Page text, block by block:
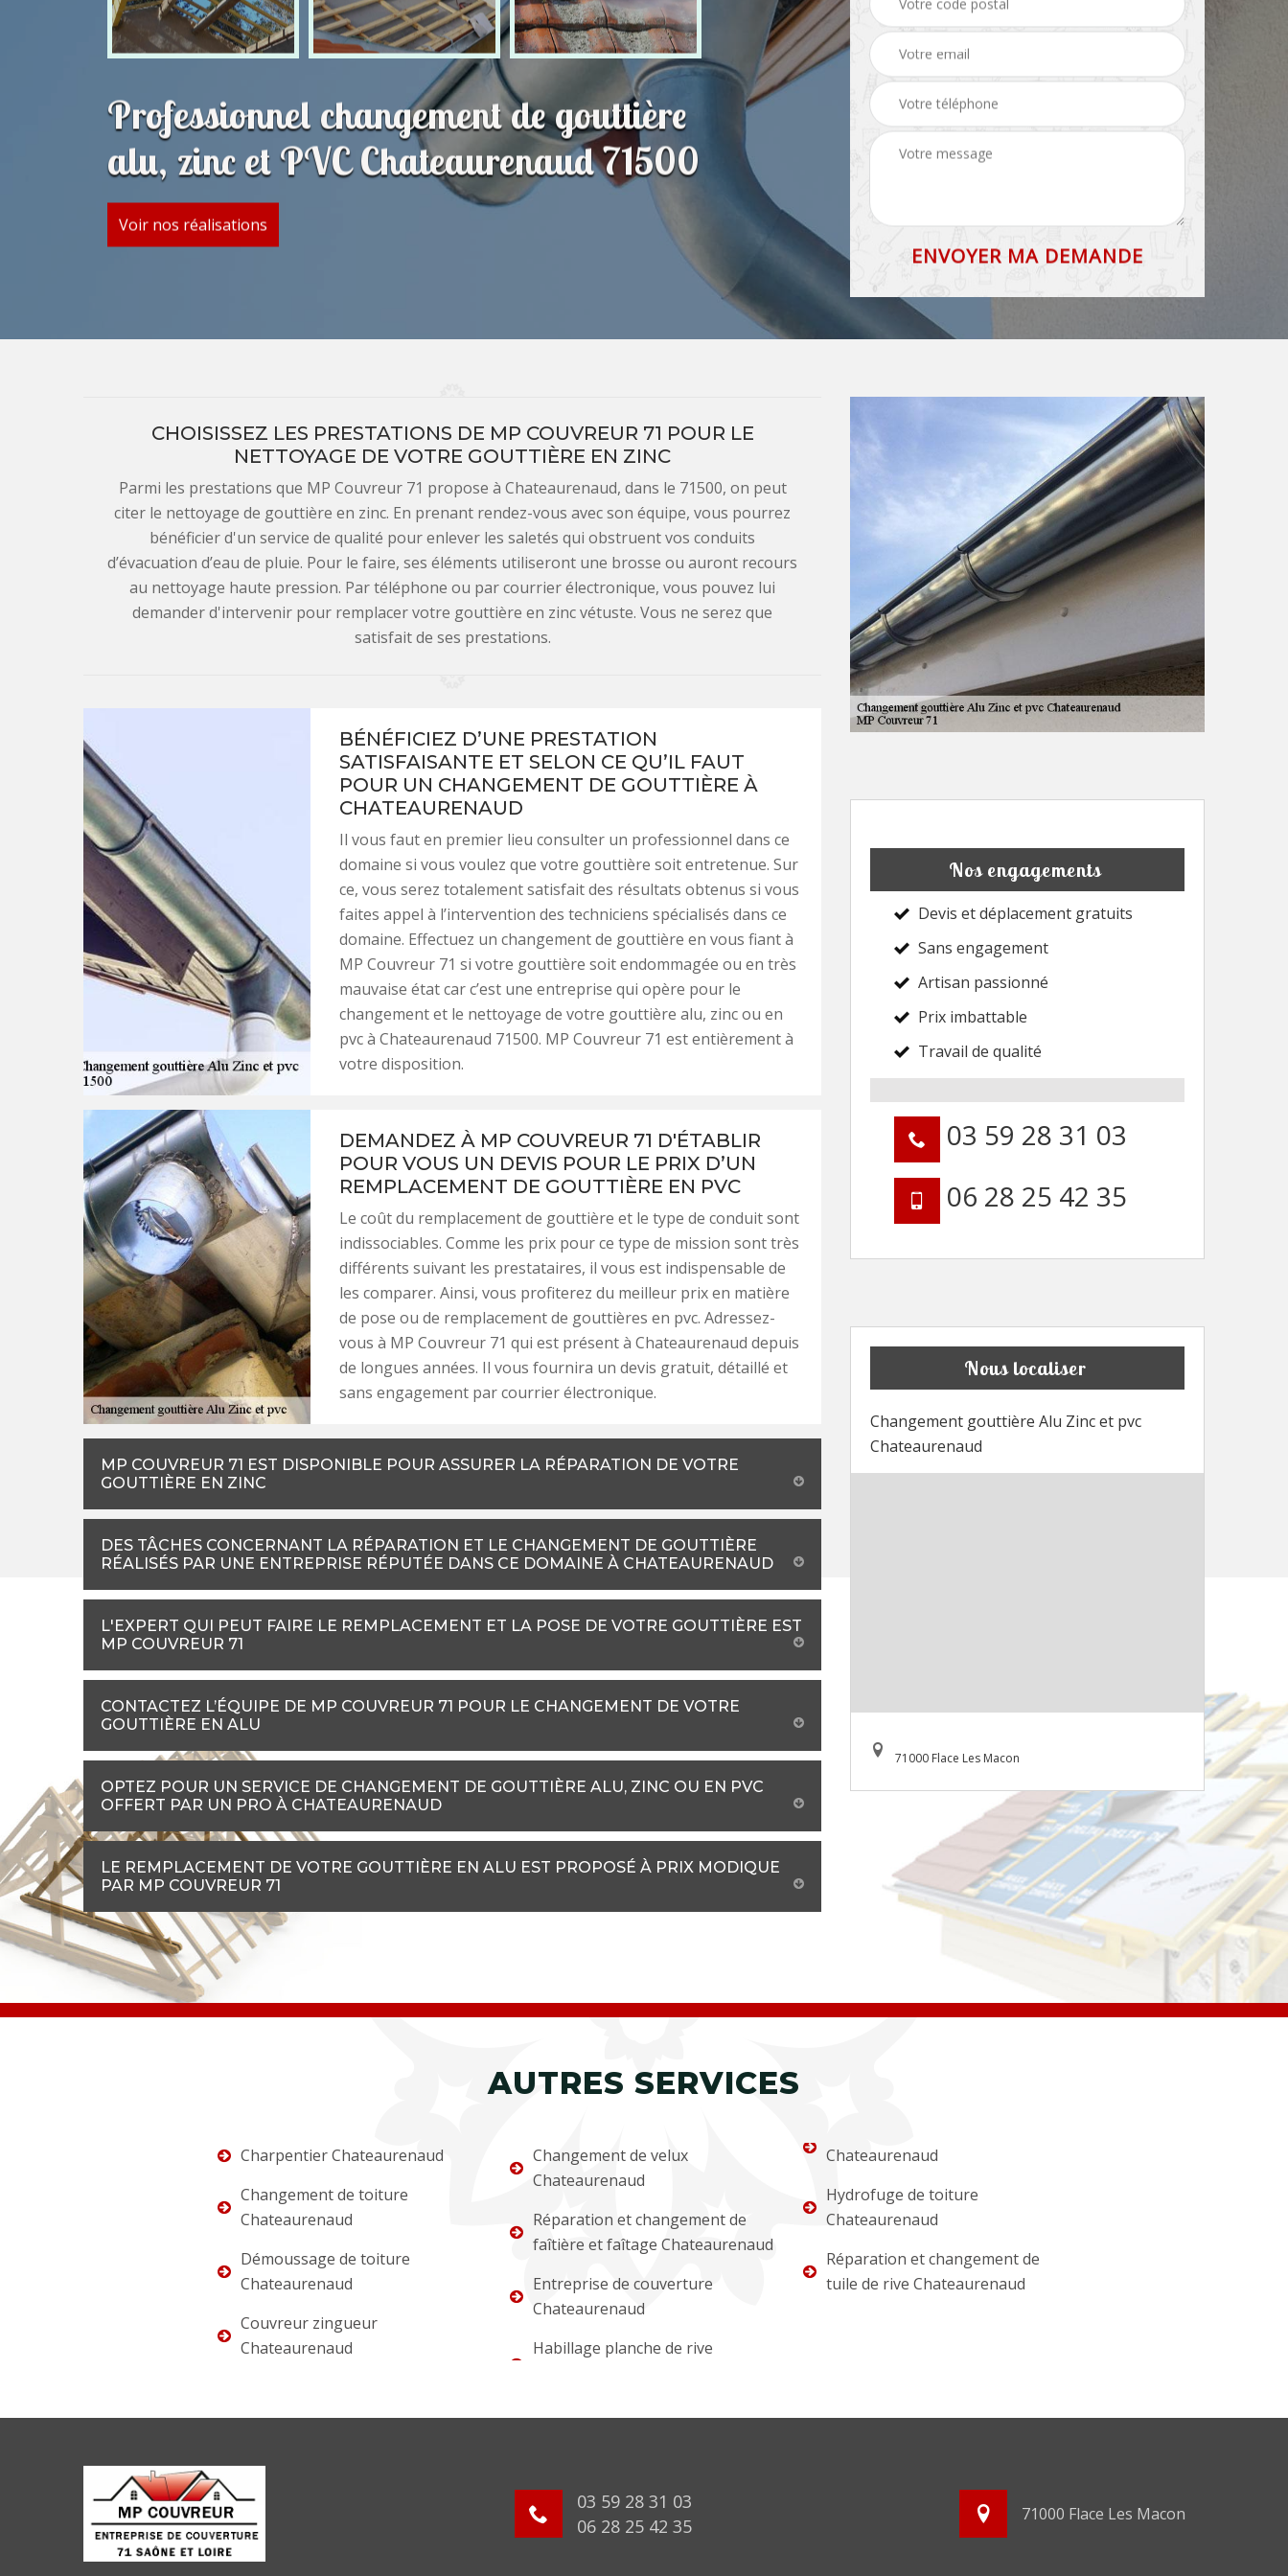
Professionnel changement de gouttière
alu, zinc et PVC Chateaurenaud 71500
Voir nos réalisations
CHOISISSEZ LES PRESTATIONS DE MP COUVREUR 71 POUR LE
NETTOYAGE DE VOTRE GOUTTIÈRE EN ZINC
Parmi les prestations que MP Couvreur 71 propose à Chateaurenaud, dans le 71500, on peut
citer le nettoyage de gouttière en zinc. En prenant rendez-vous avec son équipe, vous pourrez
bénéficier d'un service de qualité pour enlever les saletés qui obstruent vos conduits
d’évacuation d’eau de pluie. Pour le faire, ses éléments utiliseront une brosse ou auront recours
au nettoyage haute pression. Par téléphone ou par courrier électronique, vous pouvez lui
demander d'intervenir pour remplacer votre gouttière en zinc vétuste. Vous ne serez que
satisfait de ses prestations.
BÉNÉFICIEZ D’UNE PRESTATION
SATISFAISANTE ET SELON CE QU’IL FAUT
POUR UN CHANGEMENT DE GOUTTIÈRE À
CHATEAURENAUD
Il vous faut en premier lieu consulter un professionnel dans ce
domaine si vous voulez que votre gouttière soit entretenue. Sur
ce, vous serez totalement satisfait des résultats obtenus si vous
faites appel à l’intervention des techniciens spécialisés dans ce
domaine. Effectuez un changement de gouttière en vous fiant à
MP Couvreur 71 si votre gouttière soit endommagée ou en très
mauvaise état car c’est une entreprise qui opère pour le
changement et le nettoyage de votre gouttière alu, zinc ou en
pvc à Chateaurenaud 71500. MP Couvreur 71 est entièrement à
votre disposition.
DEMANDEZ À MP COUVREUR 71 D'ÉTABLIR
POUR VOUS UN DEVIS POUR LE PRIX D’UN
REMPLACEMENT DE GOUTTIÈRE EN PVC
Le coût du remplacement de gouttière et le type de conduit sont
indissociables. Comme les prix pour ce type de mission sont très
différents suivant les prestataires, il vous est indispensable de
les comparer. Ainsi, vous profiterez du meilleur prix en matière
de pose ou de remplacement de gouttières en pvc. Adressez-
vous à MP Couvreur 71 qui est présent à Chateaurenaud depuis
de longues années. Il vous fournira un devis gratuit, détaillé et
sans engagement par courrier électronique.
MP COUVREUR 71 EST DISPONIBLE POUR ASSURER LA RÉPARATION DE VOTRE
GOUTTIÈRE EN ZINC
DES TÂCHES CONCERNANT LA RÉPARATION ET LE CHANGEMENT DE GOUTTIÈRE
RÉALISÉS PAR UNE ENTREPRISE RÉPUTÉE DANS CE DOMAINE À CHATEAURENAUD
L'EXPERT QUI PEUT FAIRE LE REMPLACEMENT ET LA POSE DE VOTRE GOUTTIÈRE EST
MP COUVREUR 71
CONTACTEZ L’ÉQUIPE DE MP COUVREUR 71 POUR LE CHANGEMENT DE VOTRE
GOUTTIÈRE EN ALU
OPTEZ POUR UN SERVICE DE CHANGEMENT DE GOUTTIÈRE ALU, ZINC OU EN PVC
OFFERT PAR UN PRO À CHATEAURENAUD
LE REMPLACEMENT DE VOTRE GOUTTIÈRE EN ALU EST PROPOSÉ À PRIX MODIQUE
PAR MP COUVREUR 71
Nos engagements
Devis et déplacement gratuits
Sans engagement
Artisan passionné
Prix imbattable
Travail de qualité
03 59 28 31 03
06 28 25 42 35
Nous localiser
Changement gouttière Alu Zinc et pvc
Chateaurenaud
71000 Flace Les Macon
AUTRES SERVICES
Charpentier Chateaurenaud
Changement de toiture
Chateaurenaud
Démoussage de toiture
Chateaurenaud
Couvreur zingueur
Chateaurenaud
Changement de velux
Chateaurenaud
Réparation et changement de
faîtière et faîtage Chateaurenaud
Entreprise de couverture
Chateaurenaud
Habillage planche de rive
Chateaurenaud
Hydrofuge de toiture
Chateaurenaud
Réparation et changement de
tuile de rive Chateaurenaud
03 59 28 31 03
06 28 25 42 35
71000 Flace Les Macon